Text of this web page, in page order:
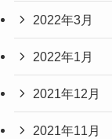
2022年3月
2022年1月
2021年12月
2021年11月